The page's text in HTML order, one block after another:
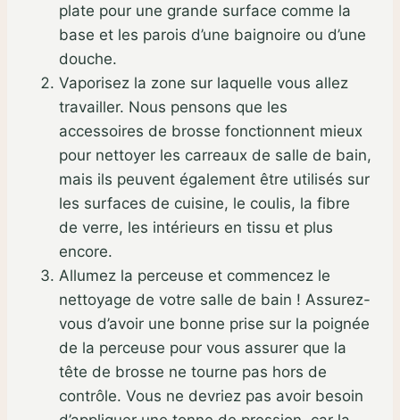
plate pour une grande surface comme la
base et les parois d’une baignoire ou d’une
douche.
Vaporisez la zone sur laquelle vous allez
travailler. Nous pensons que les
accessoires de brosse fonctionnent mieux
pour nettoyer les carreaux de salle de bain,
mais ils peuvent également être utilisés sur
les surfaces de cuisine, le coulis, la fibre
de verre, les intérieurs en tissu et plus
encore.
Allumez la perceuse et commencez le
nettoyage de votre salle de bain ! Assurez-
vous d’avoir une bonne prise sur la poignée
de la perceuse pour vous assurer que la
tête de brosse ne tourne pas hors de
contrôle. Vous ne devriez pas avoir besoin